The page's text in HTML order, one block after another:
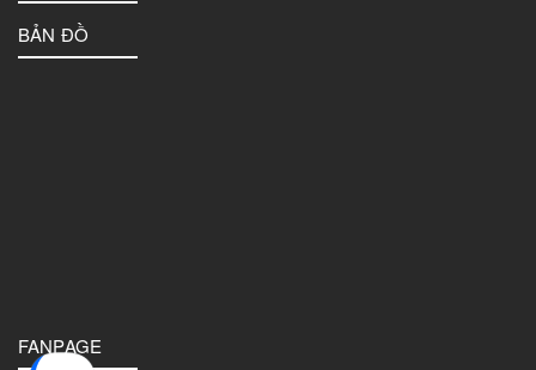
BẢN ĐỒ
FANPAGE